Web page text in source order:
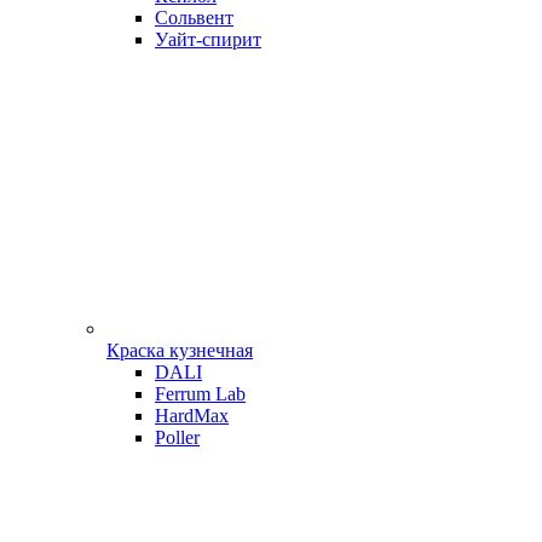
Сольвент
Уайт-спирит
Краска кузнечная
DALI
Ferrum Lab
HardMax
Poller